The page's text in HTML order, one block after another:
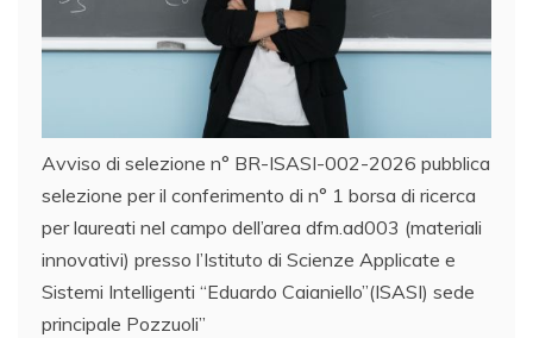
Avviso di selezione n° BR-ISASI-002-2026 pubblica
selezione per il conferimento di n° 1 borsa di ricerca
per laureati nel campo dell’area dfm.ad003 (materiali
innovativi) presso l’Istituto di Scienze Applicate e
Sistemi Intelligenti “Eduardo Caianiello”(ISASI) sede
principale Pozzuoli”